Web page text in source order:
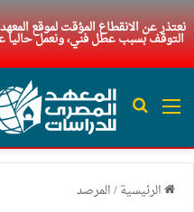
نعتذر عن الانقطاع المؤقت لموقع
التوقف بسبب عطل فني، ونعمل حاليا
القائمة بحث عن
الرئيسية/المرصد